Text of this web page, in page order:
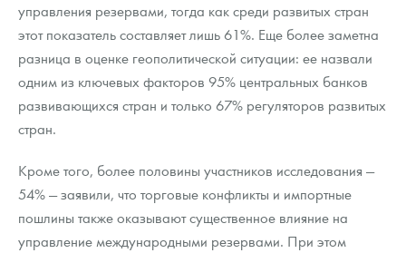
управления резервами, тогда как среди развитых стран
этот показатель составляет лишь 61%. Еще более заметна
разница в оценке геополитической ситуации: ее назвали
одним из ключевых факторов 95% центральных банков
развивающихся стран и только 67% регуляторов развитых
стран.
Кроме того, более половины участников исследования —
54% — заявили, что торговые конфликты и импортные
пошлины также оказывают существенное влияние на
управление международными резервами. При этом